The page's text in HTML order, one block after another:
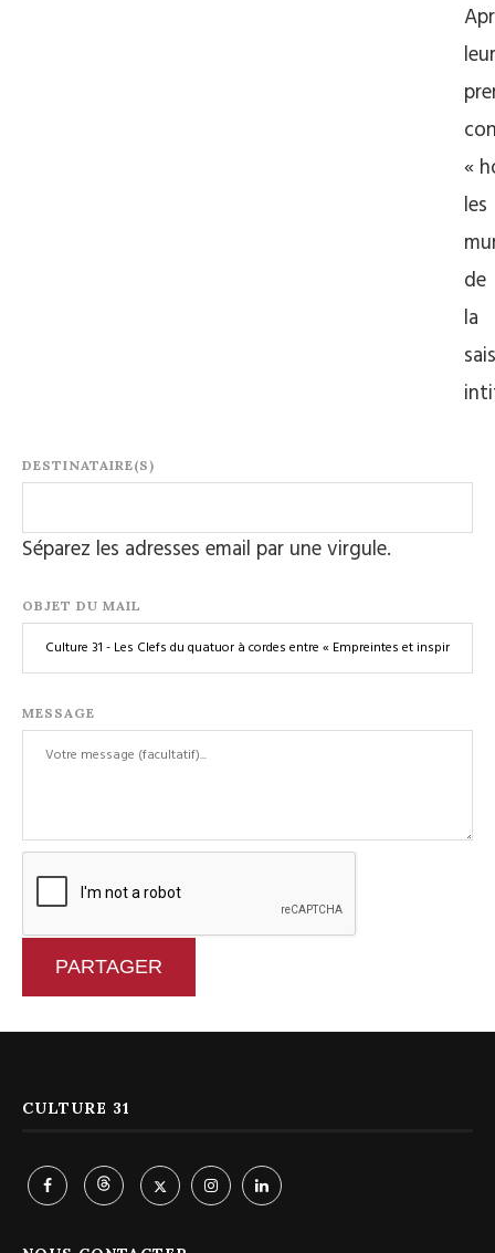
leur
«
les
de
la
DESTINATAIRE(S)
Séparez les adresses email par une virgule.
OBJET DU MAIL
MESSAGE
PARTAGER
CULTURE 31